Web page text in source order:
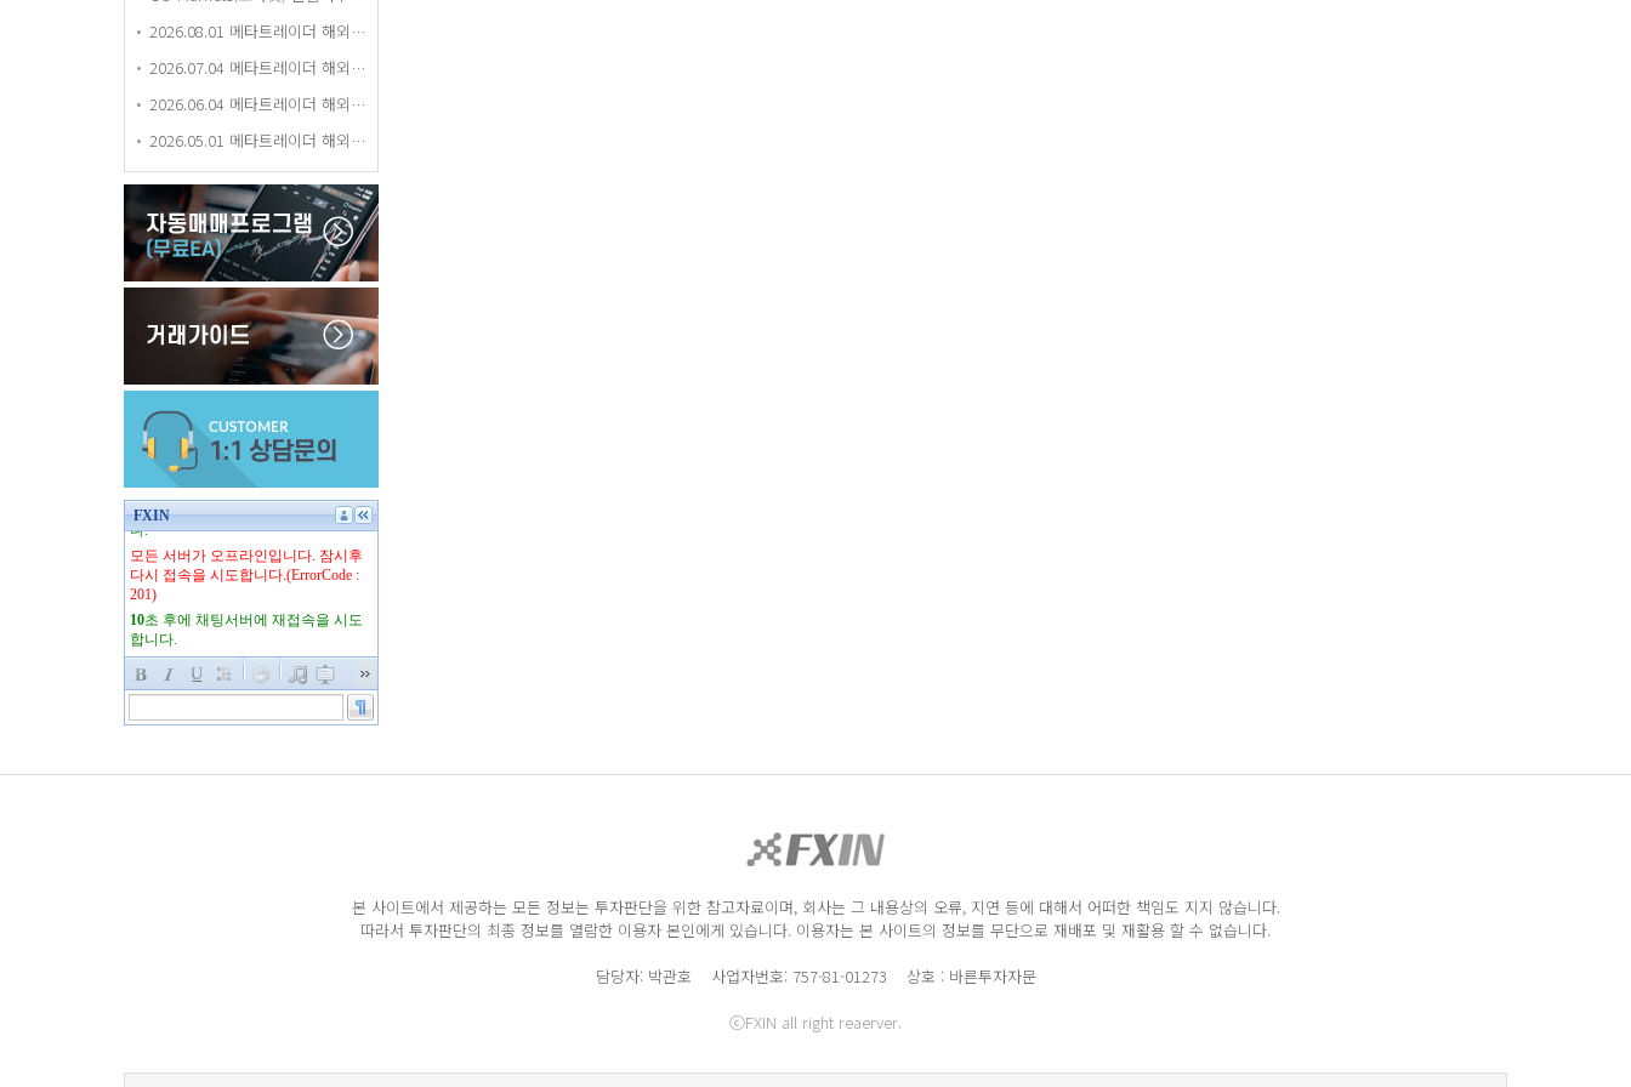
2026.08.01 메타트레이더 해외거래소 평가 등급 업데이트
2026.07.04 메타트레이더 해외거래소 평가 등급 업데이트
2026.06.04 메타트레이더 해외거래소 평가 등급 업데이트
2026.05.01 메타트레이더 해외거래소 평가 등급 업데이트
본 사이트에서 제공하는 모든 정보는 투자판단을 위한 참고자료이며, 회사는 그 내용상의 오류, 지연 등에 대해서 어떠한 책임도 지지 않습니다.
따라서 투자판단의 최종 정보를 열람한 이용자 본인에게 있습니다. 이용자는 본 사이트의 정보를 무단으로 재배포 및 재활용 할 수 없습니다.
담당자: 박관호 사업자번호: 757-81-01273 상호 : 바른투자자문
ⓒFXIN all right reaerver.